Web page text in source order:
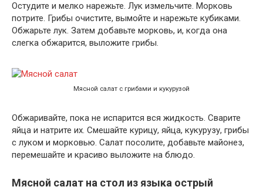
Остудите и мелко нарежьте. Лук измельчите. Морковь
потрите. Грибы очистите, вымойте и нарежьте кубиками.
Обжарьте лук. Затем добавьте морковь, и, когда она
слегка обжарится, выложите грибы.
Мясной салат с грибами и кукурузой
Обжаривайте, пока не испарится вся жидкость. Сварите
яйца и натрите их. Смешайте курицу, яйца, кукурузу, грибы
с луком и морковью. Салат посолите, добавьте майонез,
перемешайте и красиво выложите на блюдо.
Мясной салат на стол из языка острый